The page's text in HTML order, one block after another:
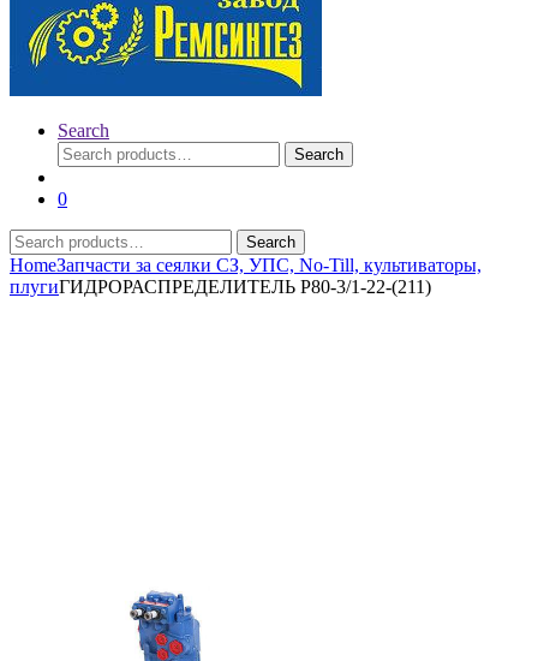
Search
Search
for:
Search
0
Search
for:
Search
HomeЗапчасти за сеялки СЗ, УПС, No-Till, культиваторы,
плугиГИДРОРАСПРЕДЕЛИТЕЛЬ Р80-3/1-22-(211)